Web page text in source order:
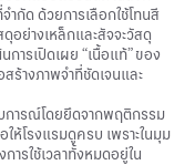
ำกัด ด้วยการเลือกใช้โทนสี
อย่างเหล็กและสัจจะวัสดุ
ารเปิดเผย “เนื้อแท้” ของ
ร้างภาพจำที่ชัดเจนและ
การณ์โดยยึดจากพฤติกรรม
ห้โรงแรมดูครบ เพราะในมุม
ารใช้เวลาทั้งหมดอยู่ใน